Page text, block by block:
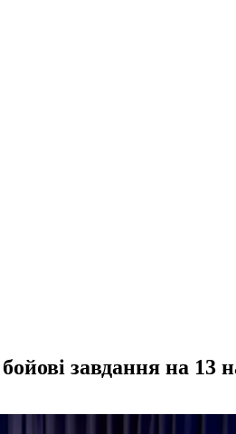
завдання на 13